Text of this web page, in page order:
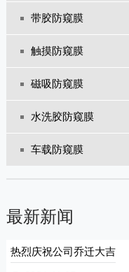
带胶防窥膜
触摸防窥膜
磁吸防窥膜
水洗胶防窥膜
车载防窥膜
最新新闻
热烈庆祝公司乔迁大吉